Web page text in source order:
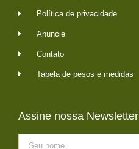
Política de privacidade
Anuncie
Contato
Tabela de pesos e medidas
Assine nossa Newsletter